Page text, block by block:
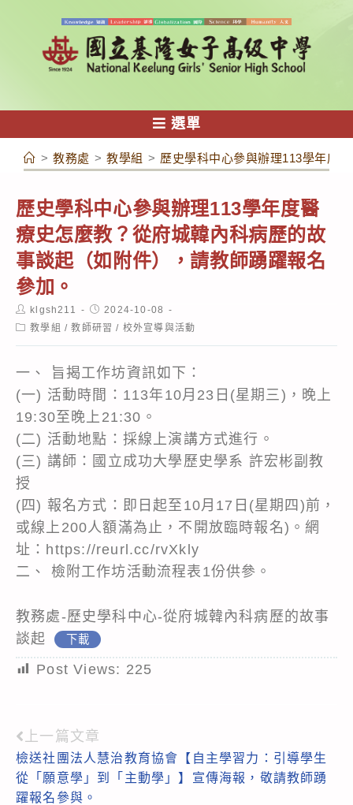
容
選單
> 教務處 > 教學組 > 歷史學科中心參與辦理113學年度
歷史學科中心參與辦理113學年度醫
療史怎麼教？從府城韓內科病歷的故
事談起（如附件），請教師踴躍報名
參加。
Post
author:
klgsh211
Post
published:
2024-10-08
Post教學組 / 教師研習 / 校外宣導與活動
一、 旨揭工作坊資訊如下：
(一) 活動時間：113年10月23日(星期三)，晚上
19:30至晚上21:30。
(二) 活動地點：採線上演講方式進行。
(三) 講師：國立成功大學歷史學系 許宏彬副教
授
(四) 報名方式：即日起至10月17日(星期四)前，
或線上200人額滿為止，不開放臨時報名)。網
址：https://reurl.cc/rvXkly
二、 檢附工作坊活動流程表1份供參。
教務處-歷史學科中心-從府城韓內科病歷的故事
談起
下載
Post Views: 225
Read
more
articles
上一篇文章
檢送社團法人慧治教育協會【自主學習力：引導學生
從「願意學」到「主動學」】宣傳海報，敬請教師踴
躍報名參與。